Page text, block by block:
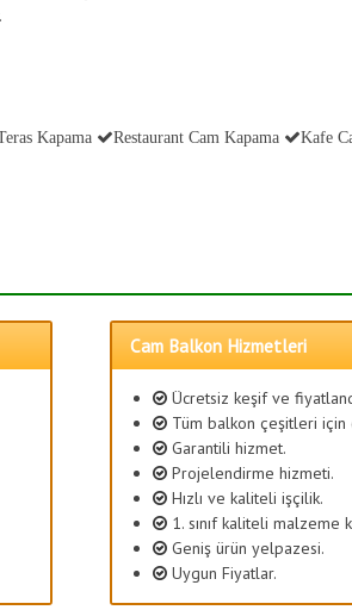
Kapama Restaurant Cam Kapama Kafe
Cam Balkon Hizmetleri
Ücretsiz keşif ve
Tüm balkon çeşitleri için
Garantili hizmet.
Projelendirme hizmeti.
Hızlı ve kaliteli işçilik.
1. sınıf kaliteli malzeme
Geniş ürün yelpazesi.
Uygun Fiyatlar.